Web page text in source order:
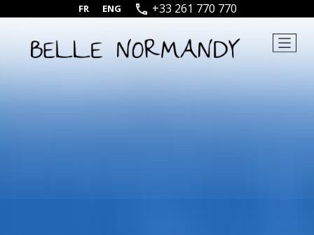
FR ENG +33 261 770 770